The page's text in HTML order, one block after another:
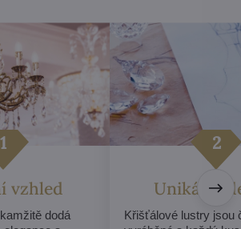
vzhled
dodá
Unikátní
Křišťálové lustry jsou